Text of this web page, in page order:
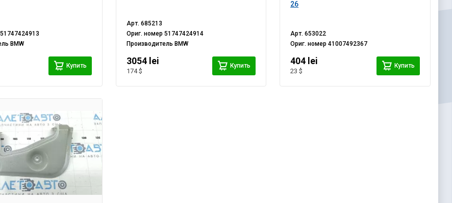
51747424913
BMW
Купить
Арт. 685213
Ориг. номер 51747424914
Производитель BMW
3054 lei
174 $
Купить
26
Арт.653022
Ориг. номер41007492367
404 lei
23 $
Купить